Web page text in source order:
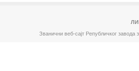
Званични веб-сајт Републичког